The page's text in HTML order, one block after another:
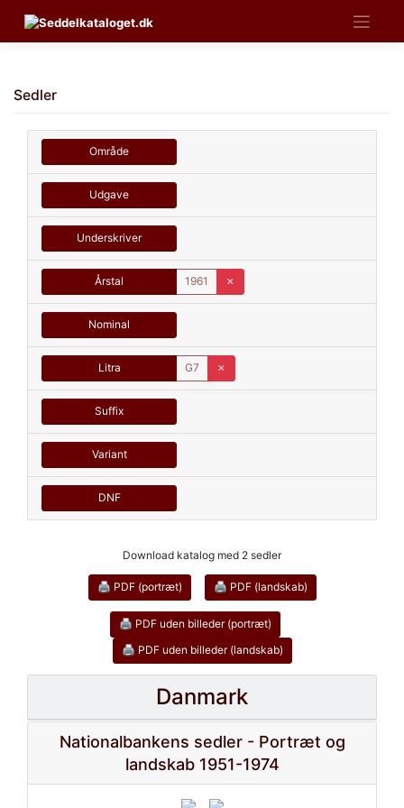
content
Sedler
Område
Udgave
Underskriver
Årstal 1961 ✗
Nominal
Litra G7 ✗
Suffix
Variant
DNF
Download katalog med 2 sedler
🖨 PDF (portræt) 🖨 PDF (landskab)
🖨 PDF uden billeder (portræt)
🖨 PDF uden billeder (landskab)
Danmark
Nationalbankens sedler - Portræt og
landskab 1951-1974